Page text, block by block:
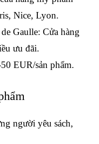
Nice, Lyon.
Gaulle: Cửa hàng
ưu đãi.
EUR/sản phẩm.
người yêu sách,